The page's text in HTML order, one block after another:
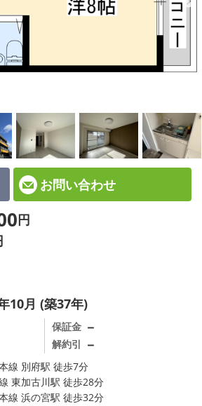
の部屋を探す
す
料物件☆
お問い合わせ
円
10月 (築37年)
保証金 －
解約引 －
線 別府駅 徒歩7分
東加古川駅 徒歩28分
線 浜の宮駅 徒歩32分